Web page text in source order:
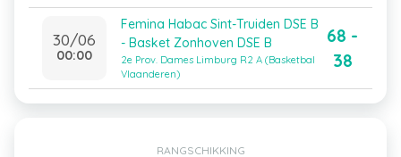
30/06
00:00
Femina Habac Sint-Truiden DSE B
- Basket Zonhoven DSE B
2e Prov. Dames Limburg R2 A (Basketbal
Vlaanderen)
68 -
38
RANGSCHIKKING